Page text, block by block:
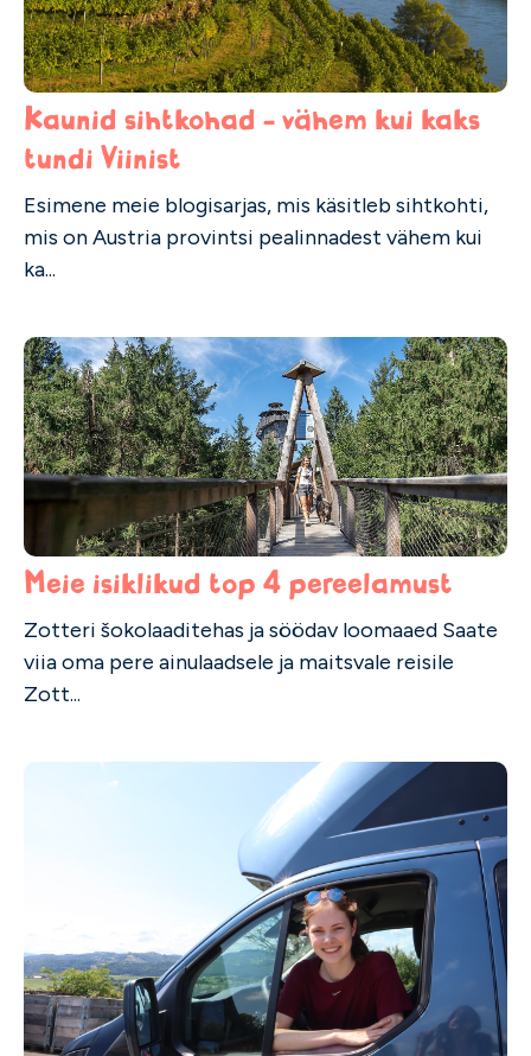
Kaunid sihtkohad - vähem kui kaks
tundi Viinist
Esimene meie blogisarjas, mis käsitleb sihtkohti,
mis on Austria provintsi pealinnadest vähem kui
ka...
Meie isiklikud top 4 pereelamust
Zotteri šokolaaditehas ja söödav loomaaed Saate
viia oma pere ainulaadsele ja maitsvale reisile
Zott...